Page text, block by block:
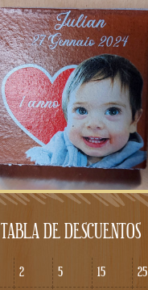
TABLA DE DESCUENTOS
2 5 15 25